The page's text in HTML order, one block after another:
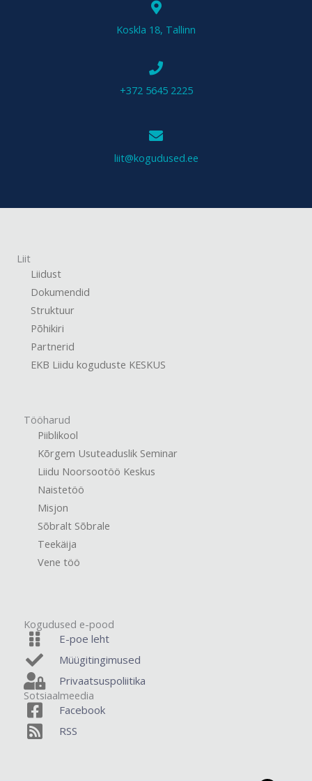
Koskla 18, Tallinn
+372 5645 2225
liit@kogudused.ee
Liit
Liidust
Dokumendid
Struktuur
Põhikiri
Partnerid
EKB Liidu koguduste KESKUS
Tööharud
Piiblikool
Kõrgem Usuteaduslik Seminar
Liidu Noorsootöö Keskus
Naistetöö
Misjon
Sõbralt Sõbrale
Teekäija
Vene töö
Kogudused e-pood
E-poe leht
Müügitingimused
Privaatsuspoliitika
Sotsiaalmeedia
Facebook
RSS